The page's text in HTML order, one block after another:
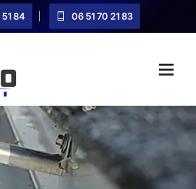
84 06 51 70 21 83